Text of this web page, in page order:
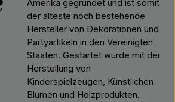
Amerika gegründet und ist somit
der älteste noch bestehende
Hersteller von Dekorationen und
Partyartikeln in den Vereinigten
Staaten. Gestartet wurde mit der
Herstellung von
Kinderspielzeugen, Künstlichen
Blumen und Holzprodukten.